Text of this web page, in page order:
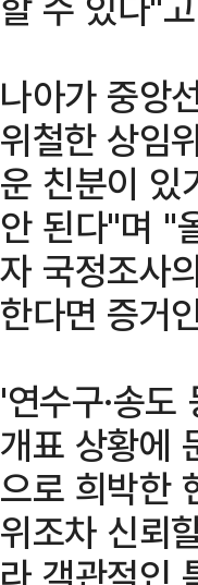
나아가 중앙
위철한 상임
운 친분이 있
안 된다"며 "
자 국정조사
한다면 증거
'연수구·송
개표 상황에
으로 희박한
위조차 신뢰
라 객관적인